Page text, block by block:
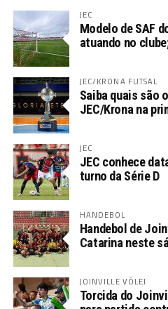
JEC
Modelo de SAF
atuando no
JEC/KRONA FUTSAL
Saiba quais são
JEC/Krona na
JEC
JEC conhece
turno da Série D
HANDEBOL
Handebol de
Catarina neste
JOINVILLE VÔLEI
Torcida do